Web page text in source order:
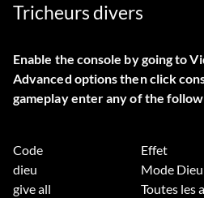
Tricheurs divers
Enable the console by going to
Advanced options then click
gameplay enter any of the
Code
Effet
dieu
Mode Dieu
give all
Toutes les